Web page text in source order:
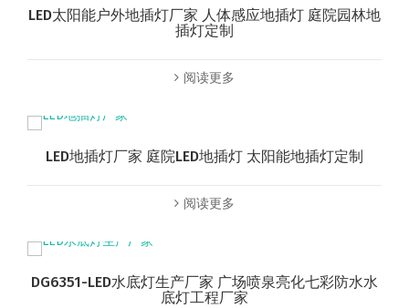
LED太阳能户外地插灯厂家 人体感应地插灯 庭院园林地
插灯定制
阅读更多
LED地插灯厂家 庭院LED地插灯 太阳能地插灯定制
阅读更多
DG6351-LED水底灯生产厂家 广场喷泉亮化七彩防水水
底灯工程厂家